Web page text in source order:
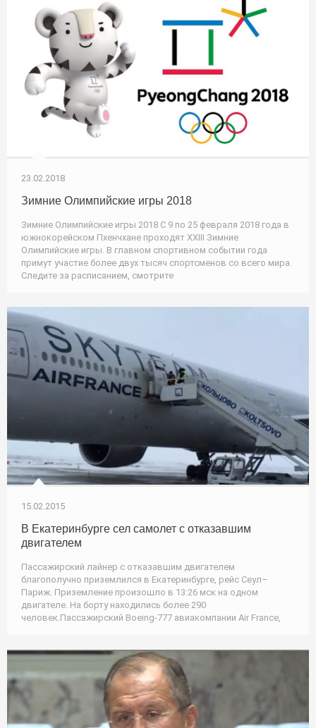
23.02.2018
Зимние Олимпийские игры 2018
Зимние Олимпийские игры 2018 С 9 по 25 февраля 2018 года в
южнокорейском Пхенчхане проходят XXIII Зимние
Олимпийские игры. В главном спортивном событии года
примут участие более двух тысяч спортсменов со всего мира.
Следите за расписанием, смотрите
15.02.2015
В Екатеринбурге сел самолет с отказавшим
двигателем
Пассажирский лайнер с отказавшим двигателем
благополучно приземлился в Екатеринбурге, рейс Сеул–
Париж. Приземление произошло в 13:26 мск на одном
двигателе. На борту находились более 290
человек.Пассажирский Boeing-777 авиакомпании Air France,